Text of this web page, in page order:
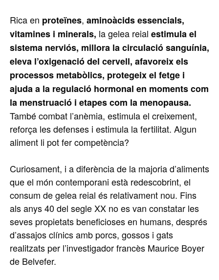
Rica en proteïnes, aminoàcids essencials,
vitamines i minerals, la gelea reial estimula el
sistema nerviós, millora la circulació sanguínia,
eleva l’oxigenació del cervell, afavoreix els
processos metabòlics, protegeix el fetge i
ajuda a la regulació hormonal en moments com
la menstruació i etapes com la menopausa.
També combat l’anèmia, estimula el creixement,
reforça les defenses i estimula la fertilitat. Algun
aliment li pot fer competència?
Curiosament, i a diferència de la majoria d’aliments
que el món contemporani està redescobrint, el
consum de gelea reial és relativament nou. Fins
als anys 40 del segle XX no es van constatar les
seves propietats beneficioses en humans, després
d’assajos clínics amb porcs, gossos i gats
realitzats per l’investigador francès Maurice Boyer
de Belvefer.